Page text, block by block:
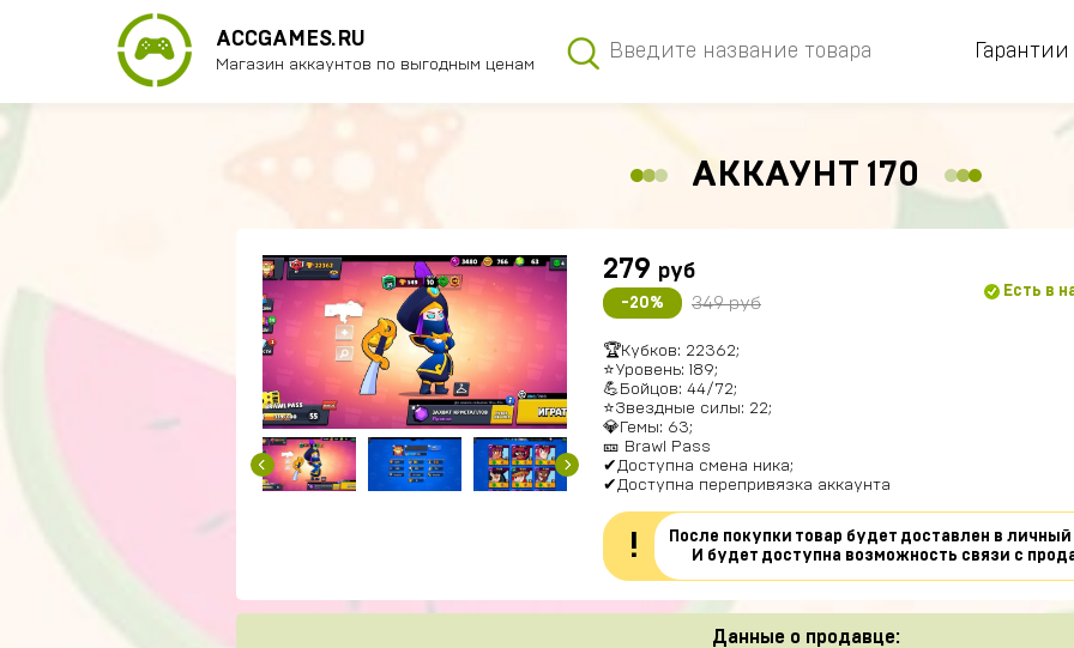
ACCGAMES.RU
Магазин аккаунтов по выгодным ценам
Гарантии
АККАУНТ 170
279 руб
-20% 349 руб
Есть в
🏆Кубков: 22362;
⭐Уровень: 189;
💪Бойцов: 44/72;
⭐Звездные силы: 22;
💎Гемы: 63;
🎫 Brawl Pass
✔Доступна смена ника;
✔Доступна перепривязка аккаунта
!
После покупки товар будет доставлен в личный
И будет доступна возможность связи с
Данные о продавце: